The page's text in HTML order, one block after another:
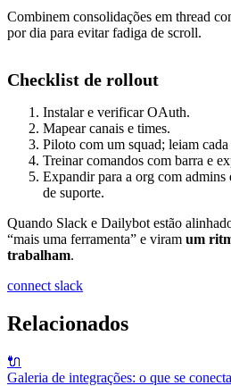
Combinem consolidações em thread
por dia para evitar fadiga de scroll.
Checklist de rollout
Instalar e verificar OAuth.
Mapear canais e times.
Piloto com um squad; leiam
Treinar comandos com barra e
Expandir para a org com admins
de suporte.
Quando Slack e Dailybot estão
“mais uma ferramenta” e viram um
trabalham.
connect slack
Relacionados
🔌
Galeria de integrações: o que se